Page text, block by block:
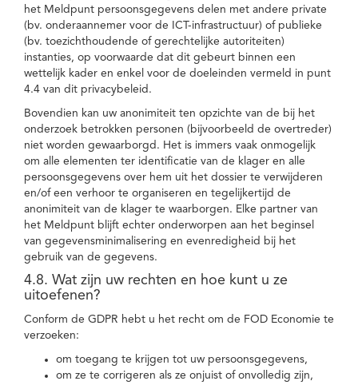
het Meldpunt persoonsgegevens delen met andere private
(bv. onderaannemer voor de ICT-infrastructuur) of publieke
(bv. toezichthoudende of gerechtelijke autoriteiten)
instanties, op voorwaarde dat dit gebeurt binnen een
wettelijk kader en enkel voor de doeleinden vermeld in punt
4.4 van dit privacybeleid.
Bovendien kan uw anonimiteit ten opzichte van de bij het
onderzoek betrokken personen (bijvoorbeeld de overtreder)
niet worden gewaarborgd. Het is immers vaak onmogelijk
om alle elementen ter identificatie van de klager en alle
persoonsgegevens over hem uit het dossier te verwijderen
en/of een verhoor te organiseren en tegelijkertijd de
anonimiteit van de klager te waarborgen. Elke partner van
het Meldpunt blijft echter onderworpen aan het beginsel
van gegevensminimalisering en evenredigheid bij het
gebruik van de gegevens.
4.8. Wat zijn uw rechten en hoe kunt u ze
uitoefenen?
Conform de GDPR hebt u het recht om de FOD Economie te
verzoeken:
om toegang te krijgen tot uw persoonsgegevens,
om ze te corrigeren als ze onjuist of onvolledig zijn,